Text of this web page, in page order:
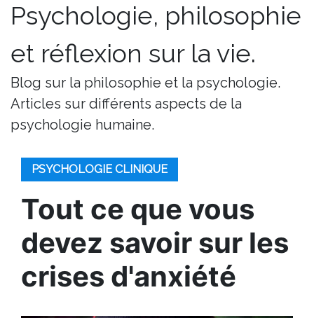
Psychologie, philosophie
et réflexion sur la vie.
Blog sur la philosophie et la psychologie.
Articles sur différents aspects de la
psychologie humaine.
PSYCHOLOGIE CLINIQUE
Tout ce que vous
devez savoir sur les
crises d'anxiété